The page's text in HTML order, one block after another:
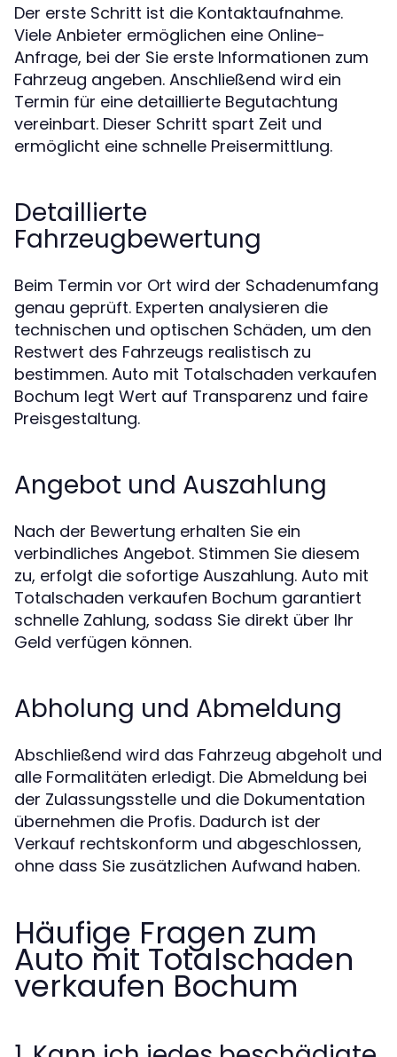
Der erste Schritt ist die Kontaktaufnahme.
Viele Anbieter ermöglichen eine Online-
Anfrage, bei der Sie erste Informationen zum
Fahrzeug angeben. Anschließend wird ein
Termin für eine detaillierte Begutachtung
vereinbart. Dieser Schritt spart Zeit und
ermöglicht eine schnelle Preisermittlung.
Detaillierte
Fahrzeugbewertung
Beim Termin vor Ort wird der Schadenumfang
genau geprüft. Experten analysieren die
technischen und optischen Schäden, um den
Restwert des Fahrzeugs realistisch zu
bestimmen. Auto mit Totalschaden verkaufen
Bochum legt Wert auf Transparenz und faire
Preisgestaltung.
Angebot und Auszahlung
Nach der Bewertung erhalten Sie ein
verbindliches Angebot. Stimmen Sie diesem
zu, erfolgt die sofortige Auszahlung. Auto mit
Totalschaden verkaufen Bochum garantiert
schnelle Zahlung, sodass Sie direkt über Ihr
Geld verfügen können.
Abholung und Abmeldung
Abschließend wird das Fahrzeug abgeholt und
alle Formalitäten erledigt. Die Abmeldung bei
der Zulassungsstelle und die Dokumentation
übernehmen die Profis. Dadurch ist der
Verkauf rechtskonform und abgeschlossen,
ohne dass Sie zusätzlichen Aufwand haben.
Häufige Fragen zum
Auto mit Totalschaden
verkaufen Bochum